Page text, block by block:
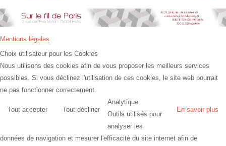
Mentions légales
Choix utilisateur pour les Cookies
Nous utilisons des cookies afin de vous proposer les meilleurs services
possibles. Si vous déclinez l'utilisation de ces cookies, le site web pourrait
ne pas fonctionner correctement.
Tout accepter Tout décliner En savoir plus
Analytique
Outils utilisés pour
analyser les
données de navigation et mesurer l'efficacité du site internet afin de